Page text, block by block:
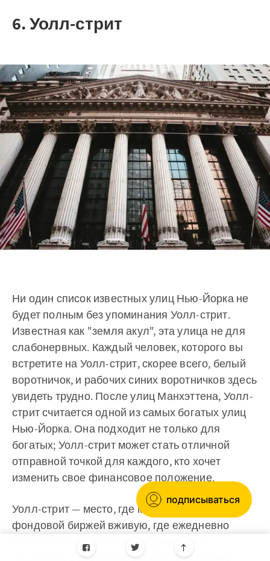
6. Уолл-стрит
Ни один список известных улиц Нью-Йорка не
будет полным без упоминания Уолл-стрит.
Известная как "земля акул", эта улица не для
слабонервных. Каждый человек, которого вы
встретите на Уолл-стрит, скорее всего, белый
воротничок, и рабочих синих воротничков здесь
увидеть трудно. После улиц Манхэттена, Уолл-
стрит считается одной из самых богатых улиц
Нью-Йорка. Она подходит не только для
богатых; Уолл-стрит может стать отличной
отправной точкой для каждого, кто хочет
изменить свое финансовое положение.
Уолл-стрит — место, где можно наблюдать за
фондовой биржей вживую, где ежедневно
выигрываются и теряются триллионы
подписываться